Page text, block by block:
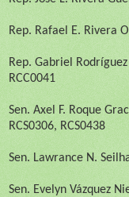
Rep. Rafael E. Rivera
Rep. Gabriel
RCC0041
Sen. Axel F. Roque
RCS0306, RCS0438
Sen. Lawrance N.
Sen. Evelyn Vázquez